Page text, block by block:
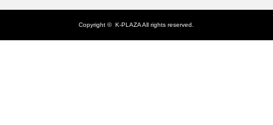
Copyright ©K-PLAZAAll rights reserved.